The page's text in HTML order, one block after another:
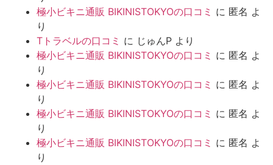
極小ビキニ通販 BIKINISTOKYOの口コミ に 匿名 よ
り
Tトラベルの口コミ に じゅんP より
極小ビキニ通販 BIKINISTOKYOの口コミ に 匿名 よ
り
極小ビキニ通販 BIKINISTOKYOの口コミ に 匿名 よ
り
極小ビキニ通販 BIKINISTOKYOの口コミ に 匿名 よ
り
極小ビキニ通販 BIKINISTOKYOの口コミ に 匿名 よ
り